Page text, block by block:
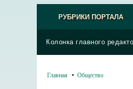
РУБРИКИ ПОРТАЛА
Колонка главного
Главная Общество